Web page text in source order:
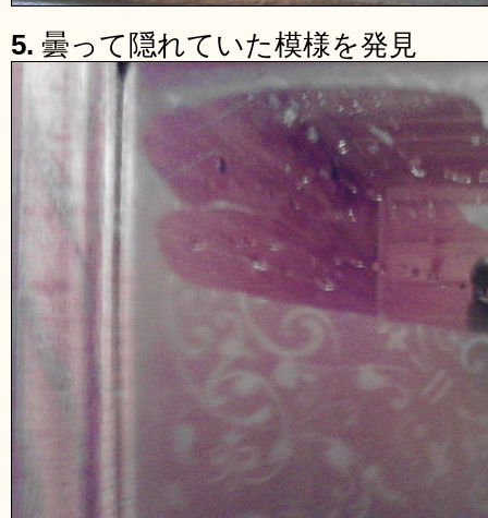
5. 曇って隠れていた模様を発見